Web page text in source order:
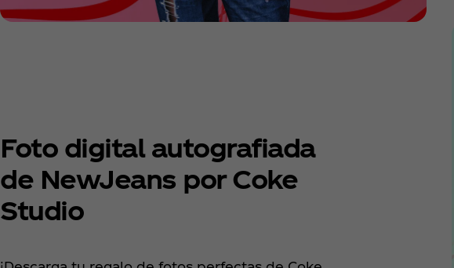
Foto digital autografiada
de NewJeans por Coke
Studio